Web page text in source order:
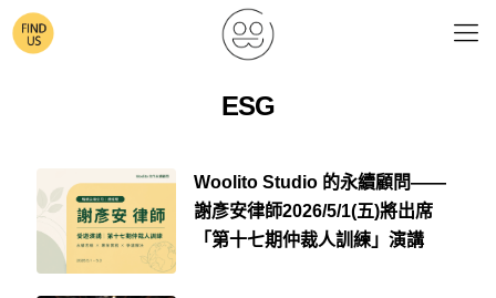
ESG
Woolito Studio 的永續顧問——
謝彥安律師2026/5/1(五)將出席
「第十七期仲裁人訓練」演講